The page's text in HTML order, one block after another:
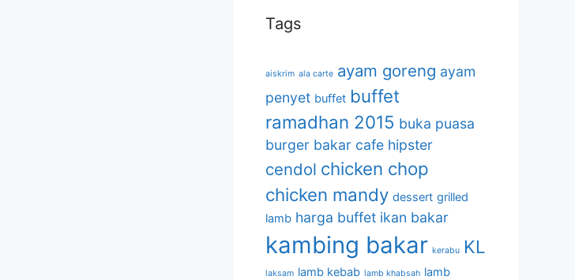
Tags
aiskrim ala carte ayam goreng ayam
penyet buffet buffet
ramadhan 2015 buka puasa
burger bakar cafe hipster
cendol chicken chop
chicken mandy dessert grilled
lamb harga buffet ikan bakar
kambing bakar kerabu KL
laksam lamb kebab lamb khabsah lamb